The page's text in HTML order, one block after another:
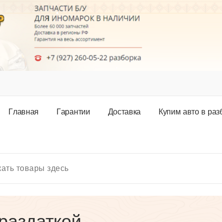
Главная Гарантии Доставка Купим авто в раз